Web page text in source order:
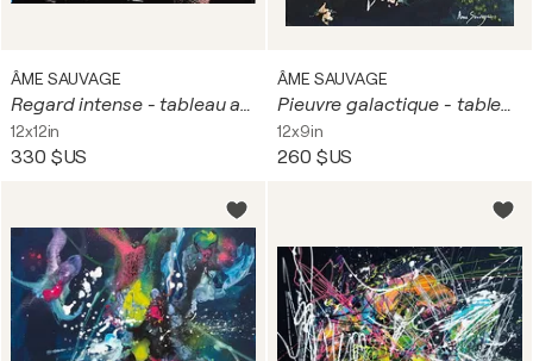
ÂME SAUVAGE
Regard intense - tableau abstrait coloré fond noir
12x12in
330 $US
ÂME SAUVAGE
Pieuvre galactique - tableau coloré sur fond noir
12x9in
260 $US